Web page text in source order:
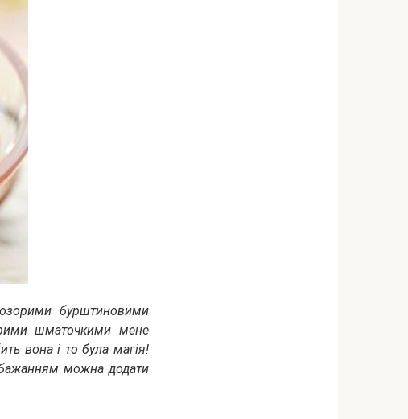
бурштиновими
шматочкими мене
вона і то була магія!
бажанням можна додати